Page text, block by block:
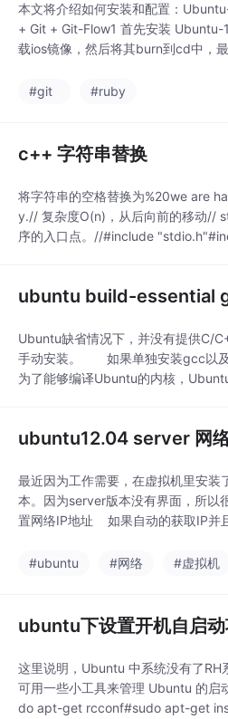
本文将介绍如何安装和配置：
+ Git + Git-Flow1 首先安装
载ios镜像，然后将其burn到cd中，
存2倍）其余分配给home（/home)2
#git #ruby
c++ 字符串替换
将字符串的空格替换为%20we are
y.// 复杂度O(n)，从后向前的移动//
序的入口点。//#include
ubuntu build-essential
Ubuntu缺省情况下，并没有提供C/
手动安装。 如果单独安装gcc以及
为了能够编译Ubuntu的内核，
ubuntu12.04 server 网
最近因为工作需要，在虚拟机里安
本。因为server版本没有界面，所以
置网络IP地址 如果自动的获取IP并
态IP，就需要手动配置。 ubuntu
#ubuntu #网络 #虚拟机
ubuntu下设置开机自启
这里说明，Ubuntu 中系统没有了RH
可用一些小工具来管理 Ubuntu 的启
do apt-get rcconf#sudo apt-get